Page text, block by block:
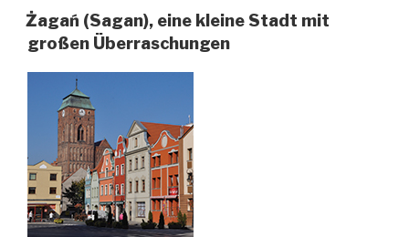
Weinlandschaften
Nordschlesiens“
Żagań (Sagan), eine kleine Stadt mit
großen Überraschungen